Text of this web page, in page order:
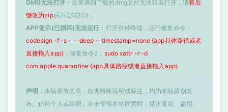
DMG无法打开： 如果遇到下载的dmg文件无法双击打开，请将后
缀改为zip后再尝试打开。
APP提示(已损坏)无法运行： 打开自带终端，运行修复命令：
codesign -f -s - --deep --timestamp=none {app具体路径或者
直接拖入app}；修复命令2： sudo xattr -r -d
com.apple.quarantine {app具体路径或者直接拖入app}
声明：本站所有文章，如无特殊说明或标注，均为本站原创发
布。任何个人或组织，在未征得本站同意时，禁止复制、盗用、